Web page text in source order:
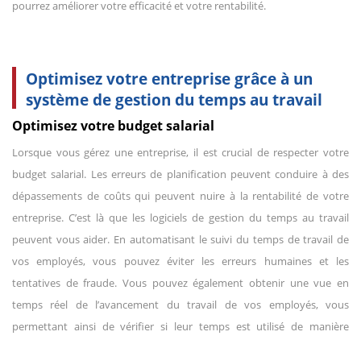
pourrez améliorer votre efficacité et votre rentabilité.
Optimisez votre entreprise grâce à un
système de gestion du temps au travail
Optimisez votre budget salarial
Lorsque vous gérez une entreprise, il est crucial de respecter votre
budget salarial. Les erreurs de planification peuvent conduire à des
dépassements de coûts qui peuvent nuire à la rentabilité de votre
entreprise. C’est là que les logiciels de gestion du temps au travail
peuvent vous aider. En automatisant le suivi du temps de travail de
vos employés, vous pouvez éviter les erreurs humaines et les
tentatives de fraude. Vous pouvez également obtenir une vue en
temps réel de l’avancement du travail de vos employés, vous
permettant ainsi de vérifier si leur temps est utilisé de manière